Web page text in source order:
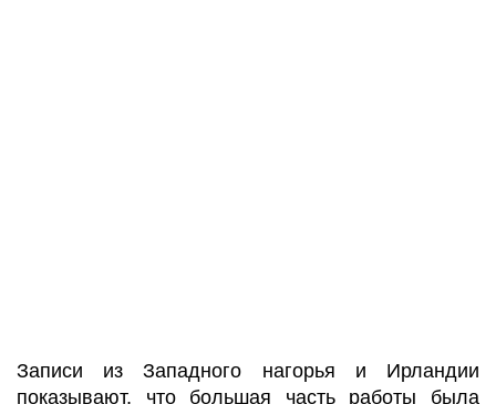
Записи из Западного нагорья и Ирландии
показывают, что большая часть работы была